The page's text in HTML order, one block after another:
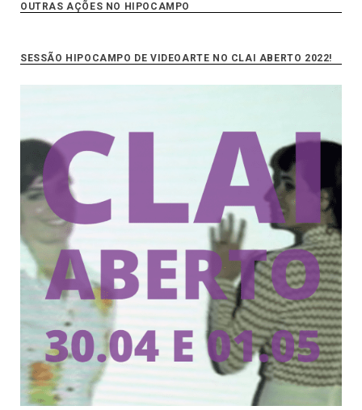
OUTRAS AÇÕES NO HIPOCAMPO
SESSÃO HIPOCAMPO DE VIDEOARTE NO CLAI ABERTO 2022!